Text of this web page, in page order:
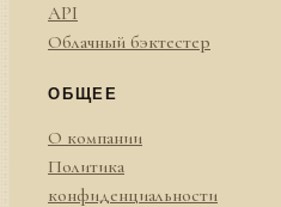
API
Облачный бэктестер
ОБЩЕЕ
О компании
Политика
конфиденциальности